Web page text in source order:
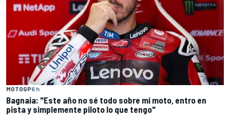
MOTOGP6 h
Bagnaia: "Este año no sé todo sobre mi moto, entro en
pista y simplemente piloto lo que tengo"